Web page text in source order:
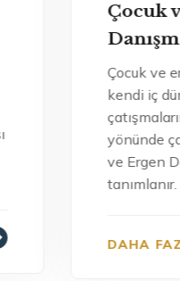
destek vermek,
yaşadıklar
sorunların çözülmesi
yapmak “Çocuk
olarak